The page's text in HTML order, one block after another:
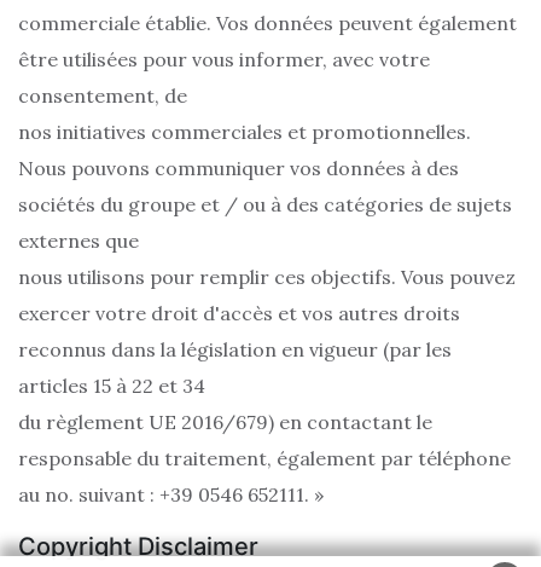
commerciale établie. Vos données peuvent également
être utilisées pour vous informer, avec votre
consentement, de
nos initiatives commerciales et promotionnelles.
Nous pouvons communiquer vos données à des
sociétés du groupe et / ou à des catégories de sujets
externes que
nous utilisons pour remplir ces objectifs. Vous pouvez
exercer votre droit d'accès et vos autres droits
reconnus dans la législation en vigueur (par les
articles 15 à 22 et 34
du règlement UE 2016/679) en contactant le
responsable du traitement, également par téléphone
au no. suivant : +39 0546 652111. »
Copyright Disclaimer